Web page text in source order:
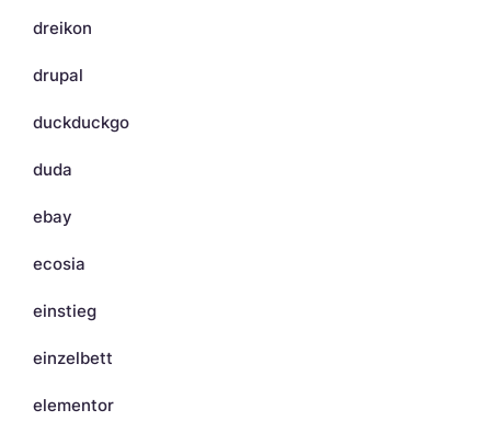
dreikon
drupal
duckduckgo
duda
ebay
ecosia
einstieg
einzelbett
elementor